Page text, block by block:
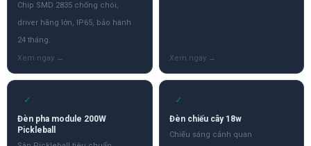
Chip SMD 2835 chống chói,
driver hãng lớn, IP65, bảo hành
24 tháng.
✓
Đèn pha module 200W
Pickleball
✓
Đèn chiếu cây 18w
Chiếu sáng cảnh quan